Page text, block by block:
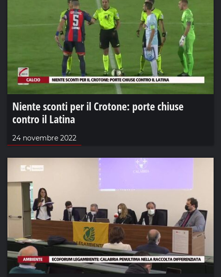
Niente sconti per il Crotone: porte chiuse
contro il Latina
24 novembre 2022